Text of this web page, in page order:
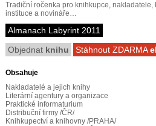
Tradiční ročenka pro knihkupce, nakladatele,
instituce a novináře…
Almanach Labyrint 2011
Objednat knihu Stáhnout ZDARMA
Obsahuje
Nakladatelé a jejich knihy
Literární agentury a organizace
Praktické informaturium
Distribuční firmy /ČR/
Knihkupectví a knihovny /PRAHA/